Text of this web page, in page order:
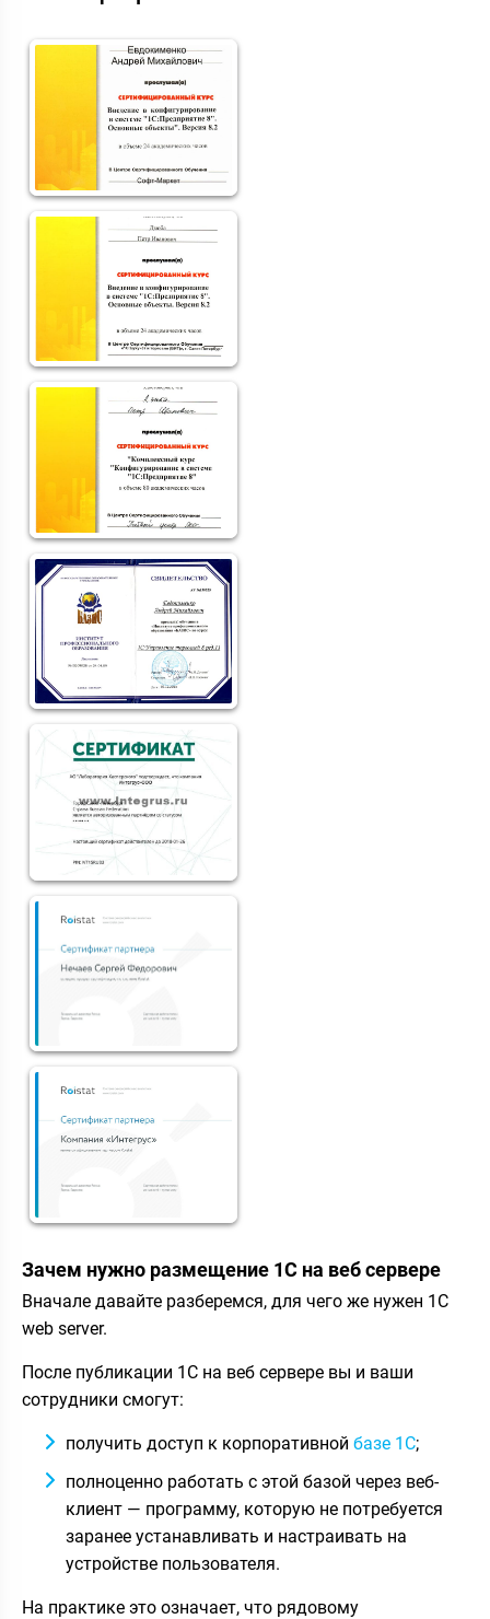
Зачем нужно размещение 1С на веб сервере
Вначале давайте разберемся, для чего же нужен 1С
web server.
После публикации 1С на веб сервере вы и ваши
сотрудники смогут:
получить доступ к корпоративной базе 1С;
полноценно работать с этой базой через веб-
клиент — программу, которую не потребуется
заранее устанавливать и настраивать на
устройстве пользователя.
На практике это означает, что рядовому